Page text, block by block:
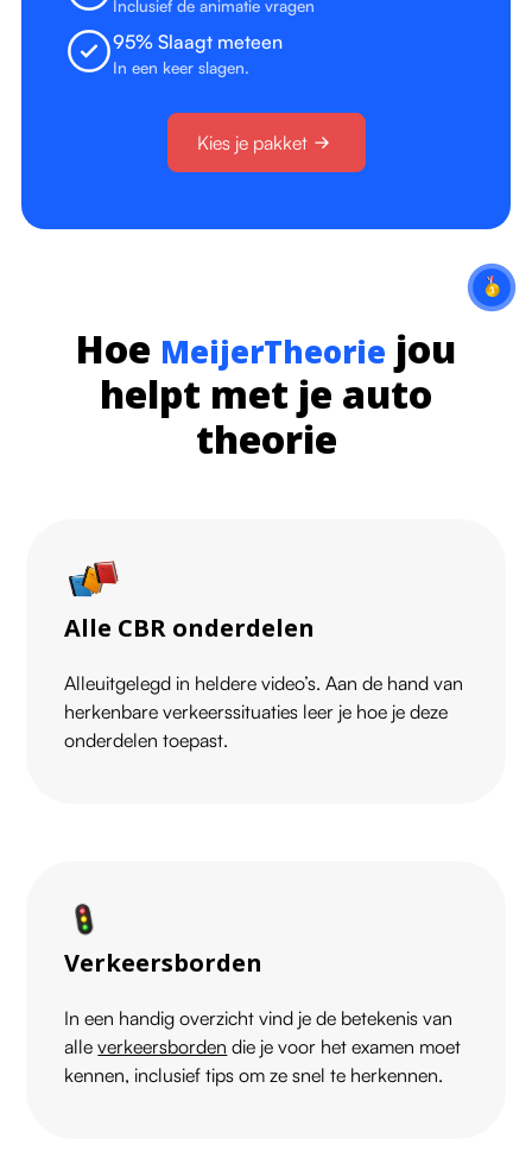
Inclusief de animatie vragen
95% Slaagt meteen
In een keer slagen.
Kies je pakket
Hoe MeijerTheorie jou
helpt met je auto
theorie
Alle CBR onderdelen
Alleuitgelegd in heldere video’s. Aan de hand van
herkenbare verkeerssituaties leer je hoe je deze
onderdelen toepast.
Verkeersborden
In een handig overzicht vind je de betekenis van
alleverkeersborden die je voor het examen moet
kennen, inclusief tips om ze snel te herkennen.